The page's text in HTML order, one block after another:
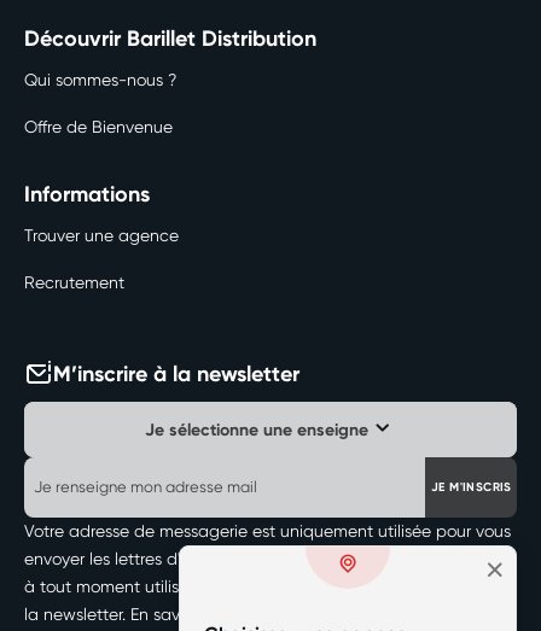
Découvrir Barillet Distribution
Qui sommes-nous ?
Offre de Bienvenue
Informations
Trouver une agence
Recrutement
M’inscrire à la newsletter
Je sélectionne une enseigne
JE M'INSCRIS
Votre adresse de messagerie est uniquement utilisée pour vous
envoyer les lettres d'information de votre agence. Vous pouvez
à tout moment utiliser le lien de désabonnement intégré dans
la newsletter. En savoir plus sur la gestion de vos données et